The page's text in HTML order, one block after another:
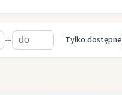
— Tylko dostępne